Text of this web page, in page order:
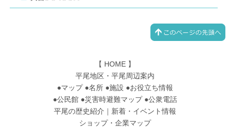
【 HOME】
平尾地区・平尾周辺案内
●マップ●名所●施設 ●お役立ち情報
●公民館●災害時避難マップ●公衆電話
平尾の歴史紹介
新着・イベント情報
ショップ・企業マップ